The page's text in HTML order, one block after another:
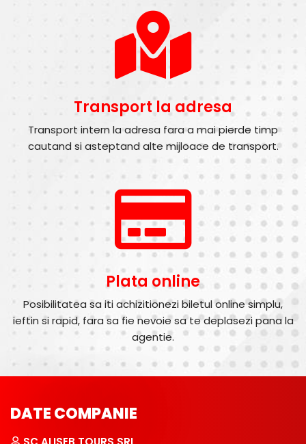
Transport la adresa
Transport intern la adresa fara a mai pierde timp
cautand si asteptand alte mijloace de transport.
Plata online
Posibilitatea sa iti achizitionezi biletul online simplu,
ieftin si rapid, fara sa fie nevoie sa te deplasezi pana la
agentie.
DATE COMPANIE